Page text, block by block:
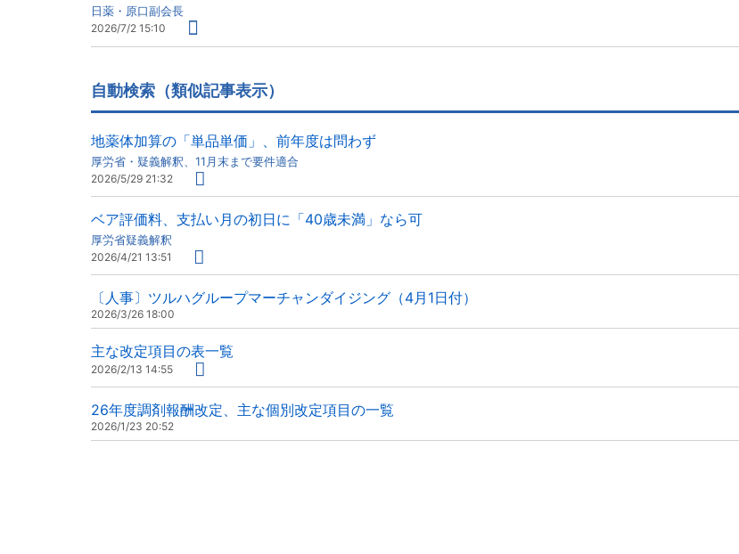
日薬・原口副会長
2026/7/2 15:10
自動検索（類似記事表示）
地薬体加算の「単品単価」、前年度は問わず
厚労省・疑義解釈、11月末まで要件適合
2026/5/29 21:32
ベア評価料、支払い月の初日に「40歳未満」なら可
厚労省疑義解釈
2026/4/21 13:51
〔人事〕ツルハグループマーチャンダイジング（4月1日付）
2026/3/26 18:00
主な改定項目の表一覧
2026/2/13 14:55
26年度調剤報酬改定、主な個別改定項目の一覧
2026/1/23 20:52